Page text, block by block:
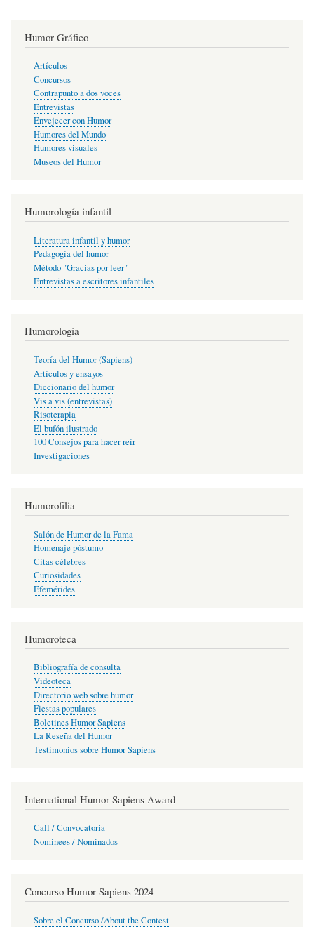
Humor Gráfico
Artículos
Concursos
Contrapunto a dos voces
Entrevistas
Envejecer con Humor
Humores del Mundo
Humores visuales
Museos del Humor
Humorología infantil
Literatura infantil y humor
Pedagogía del humor
Método "Gracias por leer"
Entrevistas a escritores infantiles
Humorología
Teoría del Humor (Sapiens)
Artículos y ensayos
Diccionario del humor
Vis a vis (entrevistas)
Risoterapia
El bufón ilustrado
100 Consejos para hacer reír
Investigaciones
Humorofilia
Salón de Humor de la Fama
Homenaje póstumo
Citas célebres
Curiosidades
Efemérides
Humoroteca
Bibliografía de consulta
Videoteca
Directorio web sobre humor
Fiestas populares
Boletines Humor Sapiens
La Reseña del Humor
Testimonios sobre Humor Sapiens
International Humor Sapiens Award
Call / Convocatoria
Nominees / Nominados
Concurso Humor Sapiens 2024
Sobre el Concurso /About the Contest